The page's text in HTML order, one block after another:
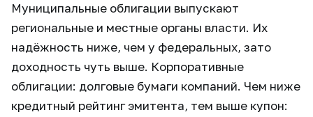
Муниципальные облигации выпускают
региональные и местные органы власти. Их
надёжность ниже, чем у федеральных, зато
доходность чуть выше. Корпоративные
облигации: долговые бумаги компаний. Чем ниже
кредитный рейтинг эмитента, тем выше купон: